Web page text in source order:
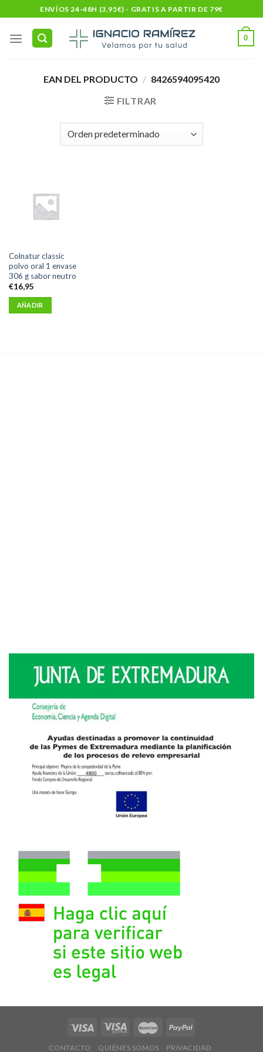
to
content
ENVÍOS 24-48H (3,95€) - GRATIS A PARTIR DE 79€
0
EAN DEL PRODUCTO / 8426594095420
FILTRAR
Colnatur classic
polvo oral 1 envase
306 g sabor neutro
€16,95
AÑADIR
CONTACTO QUIÉNES SOMOS
PRIVACIDAD